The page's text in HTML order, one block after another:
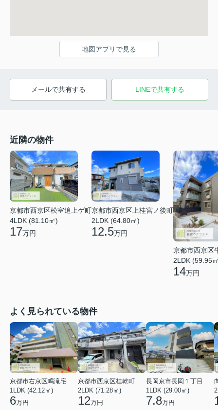
地図アプリで見る
メールで共有する LINEで共有する
近隣の物件
京都市西京区松室追上ゲ町
4LDK (81.10㎡)
17万円
京都市西京区上桂宮ノ後町
2LDK (64.80㎡)
12.5万円
京都市西京区
2LDK (59.95
14万円
よく見られている物件
京都市右京区鳴滝宅間町
1LDK (42.12㎡)
6万円
京都市西京区桂乾町
2LDK (71.28㎡)
12万円
長岡京市長岡１丁目
1LDK (29.00㎡)
7.8万円